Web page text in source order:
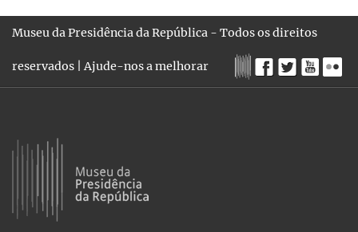
Museu da Presidência da República - Todos os direitos
reservados |Ajude-nos a melhorar